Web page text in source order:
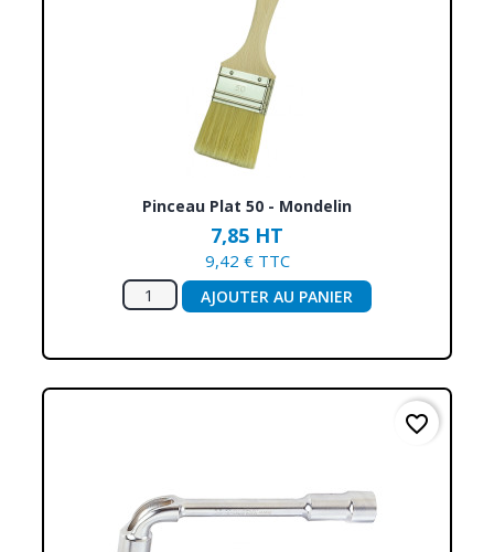
Pinceau Plat 50 - Mondelin
7,85 HT
9,42 € TTC
AJOUTER AU PANIER
favorite_border